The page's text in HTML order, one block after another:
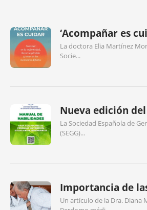
‘Acompañar es
La doctora Elia Martínez
Socie...
Nueva edición del
La Sociedad Española de
(SEGG)...
Importancia de
Un artículo de la Dra. Diana